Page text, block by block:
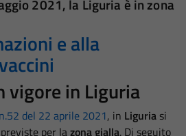
2021, la Liguria è in zona
e alla
vigore in Liguria
del 22 aprile 2021, in Liguria si
per lazona gialla. Di seguito